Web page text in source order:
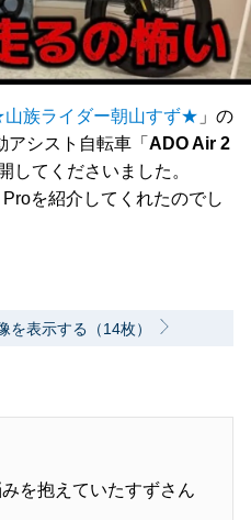
族ライダー朝山すず★ 」の
シスト自転車「 ADO Air 2
してくださいました。
を紹介してくれたのでし
を表示する（14枚）
を抱えていたすずさん